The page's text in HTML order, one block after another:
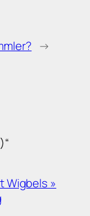
→
Wigbels »